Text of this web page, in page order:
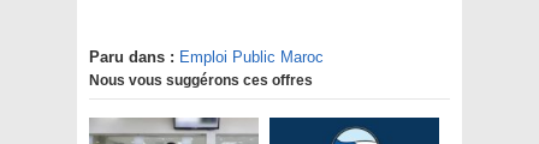
Paru dans : Emploi Public Maroc
Nous vous suggérons ces offres